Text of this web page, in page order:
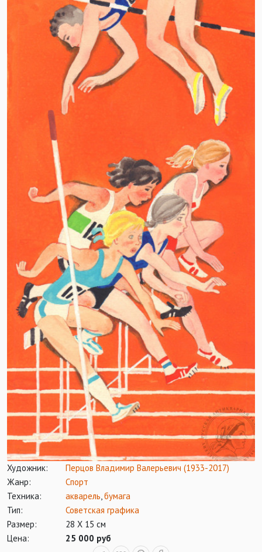
Художник:
Перцов Владимир Валерьевич (1933-2017)
Жанр:
Спорт
Техника:
акварель,бумага
Тип:
Советская графика
Размер:
28 Х 15 см
Цена:
25 000 руб